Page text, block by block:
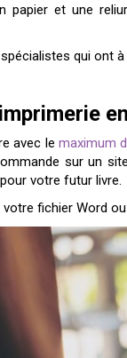
papier et une
qui ont
avec le maximum
sur un
votre futur livre.
votre fichier Word